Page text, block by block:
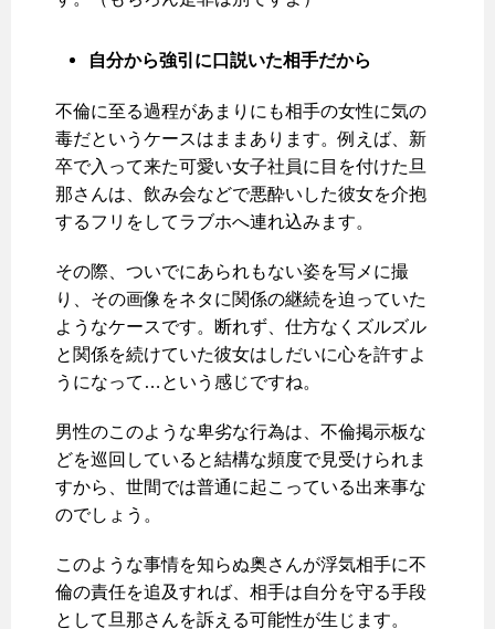
自分から強引に口説いた相手だから
不倫に至る過程があまりにも相手の女性に気の
毒だというケースはままあります。例えば、新
卒で入って来た可愛い女子社員に目を付けた旦
那さんは、飲み会などで悪酔いした彼女を介抱
するフリをしてラブホへ連れ込みます。
その際、ついでにあられもない姿を写メに撮
り、その画像をネタに関係の継続を迫っていた
ようなケースです。断れず、仕方なくズルズル
と関係を続けていた彼女はしだいに心を許すよ
うになって…という感じですね。
男性のこのような卑劣な行為は、不倫掲示板な
どを巡回していると結構な頻度で見受けられま
すから、世間では普通に起こっている出来事な
のでしょう。
このような事情を知らぬ奥さんが浮気相手に不
倫の責任を追及すれば、相手は自分を守る手段
として旦那さんを訴える可能性が生じます。